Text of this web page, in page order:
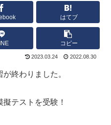
はてブ
コピー
2023.03.24 2022.08.30
終わりました。
テストを受験！